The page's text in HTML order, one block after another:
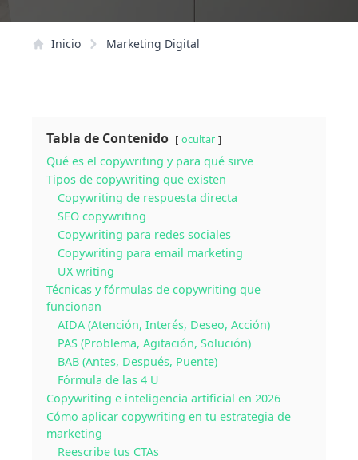
Inicio Marketing Digital
Tabla de Contenido ocultar
Qué es el copywriting y para qué sirve
Tipos de copywriting que existen
Copywriting de respuesta directa
SEO copywriting
Copywriting para redes sociales
Copywriting para email marketing
UX writing
Técnicas y fórmulas de copywriting que
funcionan
AIDA (Atención, Interés, Deseo, Acción)
PAS (Problema, Agitación, Solución)
BAB (Antes, Después, Puente)
Fórmula de las 4 U
Copywriting e inteligencia artificial en 2026
Cómo aplicar copywriting en tu estrategia de
marketing
Reescribe tus CTAs